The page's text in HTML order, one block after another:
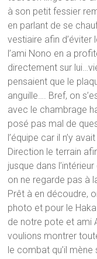
à son petit fessier
en parlant de se
vestiaire afin d’éviter
l’ami Nono en a
directement sur
pensaient que le
anguille…. Bref, on
avec le chambrage
posé pas mal de
l’équipe car il n’y
Direction le terrain
jusque dans
on ne regarde pas à
Prêt à en découdre,
photo et pour le Haka
de notre pote et ami
voulions montrer
le combat qu’il mène